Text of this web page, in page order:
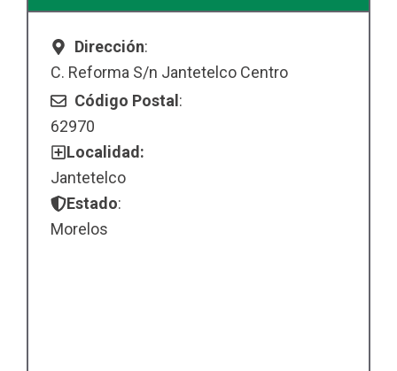
Dirección:
C. Reforma S/n Jantetelco Centro
Código Postal :
62970
Localidad:
Jantetelco
Estado:
Morelos